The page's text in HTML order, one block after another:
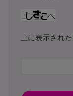
上に表示され